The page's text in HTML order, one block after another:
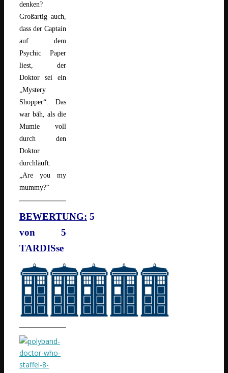
denken?
Großartig auch,
dass der Captain
auf dem
Psychic Paper
liest, der
Doktor sei ein
„Mystery
Shopper“. Das
war bäh, als die
Mumie voll
durch den
Doktor
durchläuft.
„Are you my
mummy?“
BEWERTUNG: 5
von 5
TARDISse